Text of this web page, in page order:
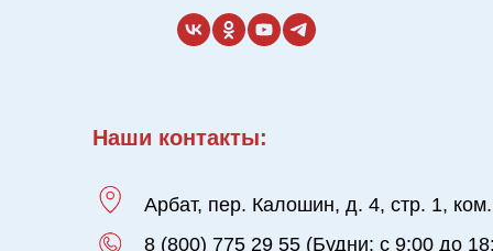
Наши контакты:
Арбат, пер. Калошин, д. 4, стр. 1,
8 (800) 775 29 55 (Будни: с 9:00 до